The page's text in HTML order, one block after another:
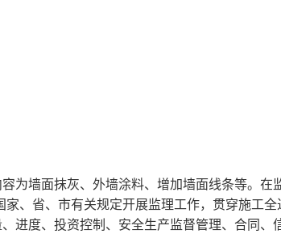
为墙面抹灰、外墙涂料、增加墙面线条等。在
、省、市有关规定开展监理工作，贯穿施工全
进度、投资控制、安全生产监督管理、合同、